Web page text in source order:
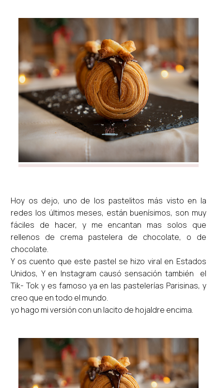
Hoy os dejo, uno de los pastelitos más visto en la
redes los últimos meses, están buenísimos, son muy
fáciles de hacer, y me encantan mas solos que
rellenos de crema pastelera de chocolate, o de
chocolate.
Y os cuento que este pastel se hizo viral en Estados
Unidos, Y en Instagram causó sensación también el
Tik- Tok y es famoso ya en las pastelerías Parisinas, y
creo que en todo el mundo.
yo hago mi versión con un lacito de hojaldre encima.